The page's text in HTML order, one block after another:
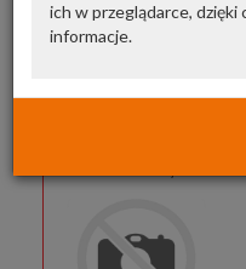
ich w przeglądarce, dzięki
informacje.
Wyszukaj
w